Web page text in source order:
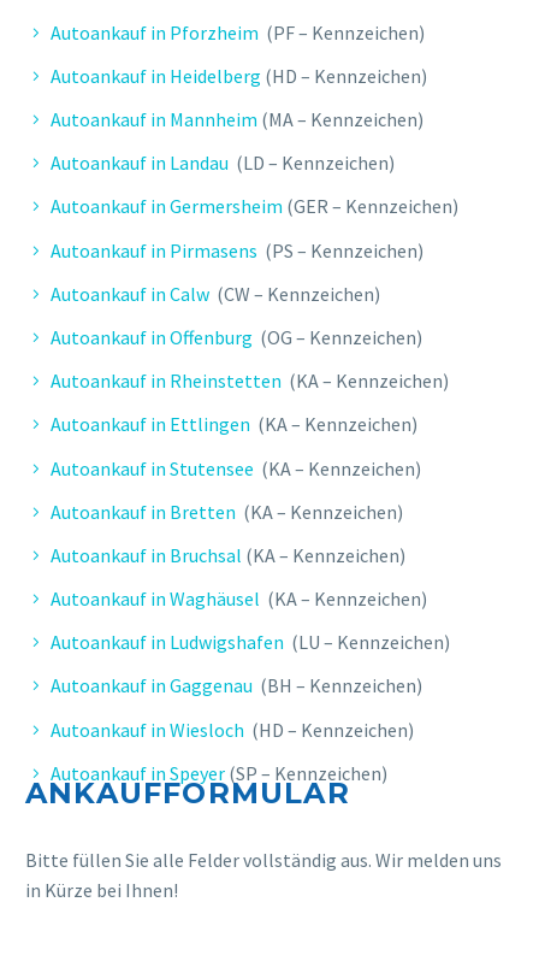
Autoankauf in Pforzheim (PF – Kennzeichen)
Autoankauf in Heidelberg (HD – Kennzeichen)
Autoankauf in Mannheim (MA – Kennzeichen)
Autoankauf in Landau (LD – Kennzeichen)
Autoankauf in Germersheim (GER – Kennzeichen)
Autoankauf in Pirmasens (PS – Kennzeichen)
Autoankauf in Calw (CW – Kennzeichen)
Autoankauf in Offenburg (OG – Kennzeichen)
Autoankauf in Rheinstetten (KA – Kennzeichen)
Autoankauf in Ettlingen (KA – Kennzeichen)
Autoankauf in Stutensee (KA – Kennzeichen)
Autoankauf in Bretten (KA – Kennzeichen)
Autoankauf in Bruchsal (KA – Kennzeichen)
Autoankauf in Waghäusel (KA – Kennzeichen)
Autoankauf in Ludwigshafen (LU – Kennzeichen)
Autoankauf in Gaggenau (BH – Kennzeichen)
Autoankauf in Wiesloch (HD – Kennzeichen)
Autoankauf in Speyer (SP – Kennzeichen)
ANKAUFFORMULAR
Bitte füllen Sie alle Felder vollständig aus. Wir melden uns
in Kürze bei Ihnen!